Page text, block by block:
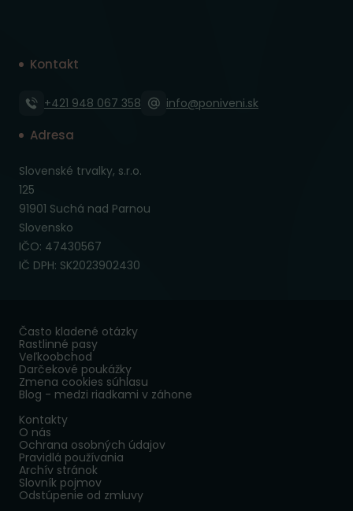
Kontakt
+421 948 067 358 info@poniveni.sk
Adresa
Slovenské trvalky, s.r.o.
125
91901 Suchá nad Parnou
Slovensko
IČO: 47430567
IČ DPH: SK2023902430
Často kladené otázky
Rastlinné pasy
Veľkoobchod
Darčekové poukážky
Zmena cookies súhlasu
Blog - medzi riadkami v záhone
Kontakty
O nás
Ochrana osobných údajov
Pravidlá používania
Archív stránok
Slovník pojmov
Odstúpenie od zmluvy